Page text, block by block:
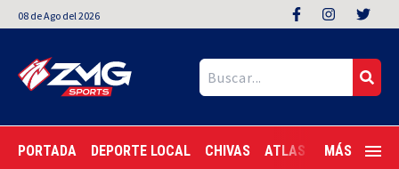
08 deAgo del 2026
PORTADA DEPORTE LOCAL CHIVAS ATLAS LIGA MX
MÁS